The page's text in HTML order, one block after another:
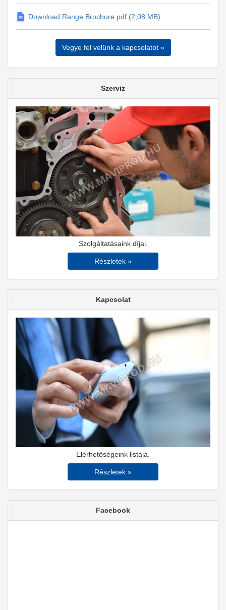
Download Range Brochure.pdf (2,08 MB)
Vegye fel velünk a kapcsolatot »
Szerviz
Szolgáltatásaink díjai.
Részletek »
Kapcsolat
Elérhetőségeink listája.
Részletek »
Facebook